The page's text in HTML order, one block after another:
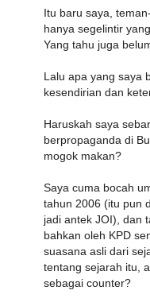
Itu baru saya,
hanya segelintir
Yang tahu juga
Lalu apa yang saya
kesendirian dan
Haruskah saya
berpropaganda di
mogok makan?
Saya cuma bocah
tahun 2006 (itu pun
jadi antek JOI), dan
bahkan oleh KPD
suasana asli dari
tentang sejarah itu,
sebagai counter?